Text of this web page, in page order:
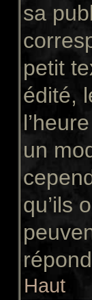
sa
petit
édité,
un
qu’ils
Haut